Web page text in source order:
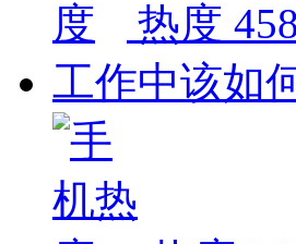
热度 458
工作中该如